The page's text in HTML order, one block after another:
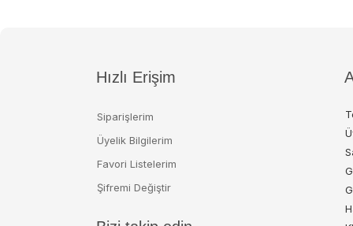
Hızlı Erişim
Siparişlerim
Üyelik Bilgilerim
Favori Listelerim
Şifremi Değiştir